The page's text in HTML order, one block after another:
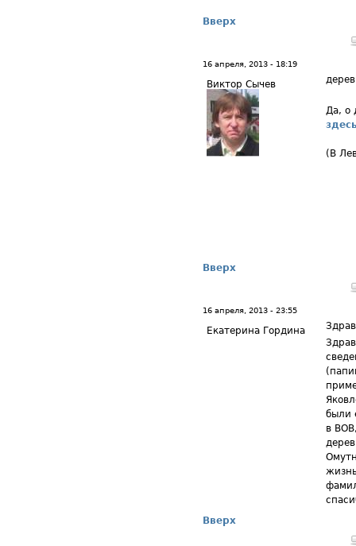
Вверх
16 апреля, 2013 - 18:19
Виктор Сычев
Да, о
(В
Вверх
16 апреля, 2013 - 23:55
Екатерина Гордина
были
в
Вверх